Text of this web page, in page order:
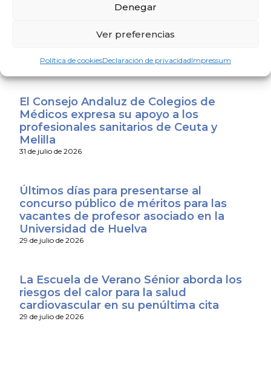
Denegar
Ver preferencias
Política de cookiesDeclaración de privacidadImpressum
El CACM respalda el acuerdo entre la
exige que se convierta en mejoras reales
31 de julio de 2026
El Consejo Andaluz de Colegios de
Médicos expresa su apoyo a los
profesionales sanitarios de Ceuta y
Melilla
31 de julio de 2026
Últimos días para presentarse al
concurso público de méritos para las
vacantes de profesor asociado en la
Universidad de Huelva
29 de julio de 2026
La Escuela de Verano Sénior aborda los
riesgos del calor para la salud
cardiovascular en su penúltima cita
29 de julio de 2026